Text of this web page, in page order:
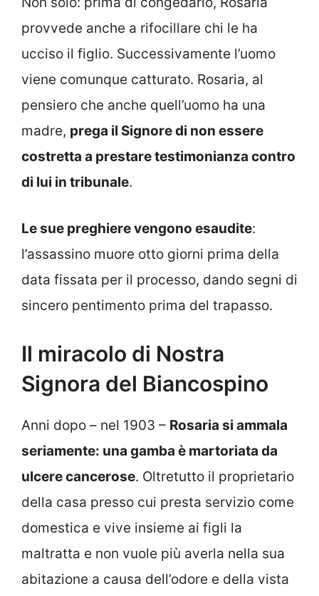
provvede anche a rifocillare chi le ha
ucciso il figlio. Successivamente l’uomo
viene comunque catturato. Rosaria, al
pensiero che anche quell’uomo ha una
madre, prega il Signore di non essere
costretta a prestare testimonianza contro
di lui in tribunale.
Le sue preghiere vengono esaudite:
l’assassino muore otto giorni prima della
data fissata per il processo, dando segni di
sincero pentimento prima del trapasso.
Il miracolo di Nostra
Signora del Biancospino
Anni dopo – nel 1903 – Rosaria si ammala
seriamente: una gamba è martoriata da
ulcere cancerose. Oltretutto il proprietario
della casa presso cui presta servizio come
domestica e vive insieme ai figli la
maltratta e non vuole più averla nella sua
abitazione a causa dell’odore e della vista